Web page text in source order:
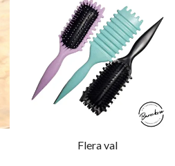
Flera val